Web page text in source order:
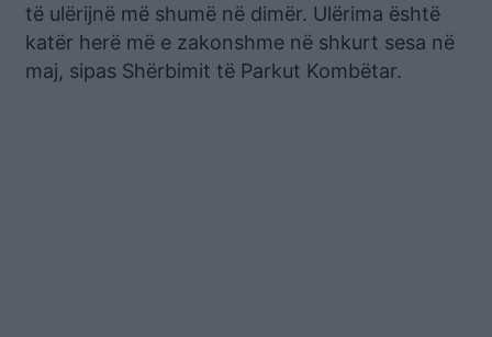
të ulërijnë më shumë në dimër. Ulërima është
katër herë më e zakonshme në shkurt sesa në
maj, sipas Shërbimit të Parkut Kombëtar.